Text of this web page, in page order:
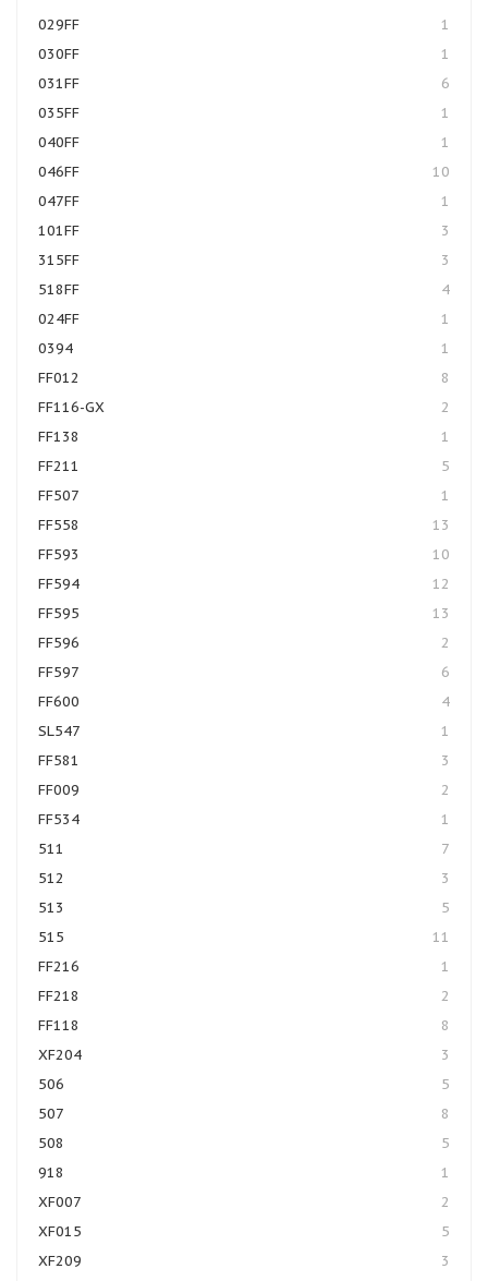
029FF
1
030FF
1
031FF
6
035FF
1
040FF
1
046FF
10
047FF
1
101FF
3
315FF
3
518FF
4
024FF
1
0394
1
FF012
8
FF116-GX
2
FF138
1
FF211
5
FF507
1
FF558
13
FF593
10
FF594
12
FF595
13
FF596
2
FF597
6
FF600
4
SL547
1
FF581
3
FF009
2
FF534
1
511
7
512
3
513
5
515
11
FF216
1
FF218
2
FF118
8
XF204
3
506
5
507
8
508
5
918
1
XF007
2
XF015
5
XF209
3